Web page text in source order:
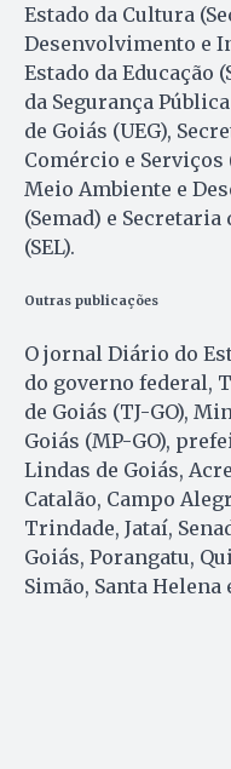
Estado da Cultura
Desenvolvimento e
Estado da Educação
da Segurança
de Goiás (UEG),
Comércio e Serviços
Meio Ambiente e
(Semad) e Secretaria
(SEL).
Outras publicações
O jornal Diário do
do governo federal,
de Goiás (TJ-GO),
Goiás (MP-GO),
Lindas de Goiás,
Catalão, Campo
Trindade, Jataí,
Goiás, Porangatu,
Simão, Santa Helena